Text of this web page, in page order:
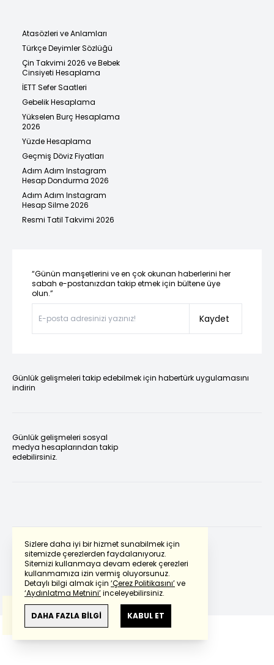
Sizlere daha iyi bir hizmet sunabilmek için
sitemizde çerezlerden faydalanıyoruz.
Sitemizi kullanmaya devam ederek çerezleri
kullanmamıza izin vermiş oluyorsunuz.
Detaylı bilgi almak için ‘Çerez Politikasını’ve
‘Aydınlatma Metnini’inceleyebilirsiniz.
DAHA FAZLA BİLGİ KABUL ET
Atasözleri ve Anlamları
Türkçe Deyimler Sözlüğü
Çin Takvimi 2026 ve Bebek
Cinsiyeti Hesaplama
İETT Sefer Saatleri
Gebelik Hesaplama
Yükselen Burç Hesaplama
2026
Yüzde Hesaplama
Geçmiş Döviz Fiyatları
Adım Adım Instagram
Hesap Dondurma 2026
Adım Adım Instagram
Hesap Silme 2026
Resmi Tatil Takvimi 2026
“Günün manşetlerini ve en çok okunan haberlerini her
sabah e-postanızdan takip etmek için bültene üye
olun.”
Kaydet
Günlük gelişmeleri takip edebilmek için habertürk uygulamasını
indirin
Günlük gelişmeleri sosyal
medya hesaplarından takip
edebilirsiniz.
Powered by Translate
Bu çevirideGoogle Transletekullanılmıştır.
Anlam ve çeviri hatalarından
haberturk.com
sorumlu değildir.